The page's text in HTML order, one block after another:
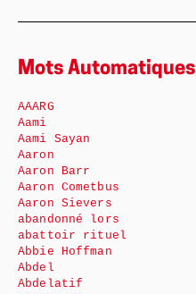
Mots Automatiques
AAARG
Aami
Aami Sayan
Aaron
Aaron Barr
Aaron Cometbus
Aaron Sievers
abandonné lors
abattoir rituel
Abbie Hoffman
Abdel
Abdelatif